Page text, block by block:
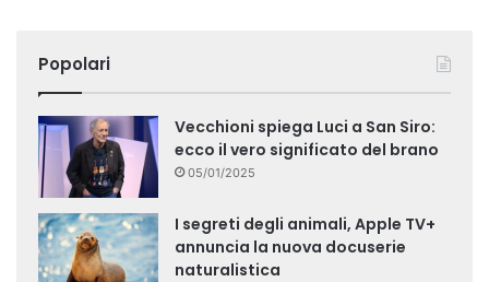
Popolari
Vecchioni spiega Luci a San Siro:
ecco il vero significato del brano
05/01/2025
I segreti degli animali, Apple TV+
annuncia la nuova docuserie
naturalistica